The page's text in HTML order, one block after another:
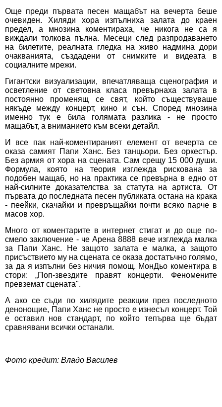
Още преди първата песен мащабът на вечерта беше
очевиден. Хиляди хора изпълниха залата до краен
предел, а мнозина коментираха, че никога не са я
виждали толкова пълна. Месеци след разпродаването
на билетите, реалната гледка на живо надмина дори
очакванията, създадени от снимките и видеата в
социалните мрежи.
Гигантски визуализации, впечатляваща сценография и
осветление от световна класа превърнаха залата в
постоянно променящ се свят, който съществуваше
някъде между концерт, кино и сън. Според мнозина
именно тук е била голямата разлика - не просто
мащабът, а вниманието към всеки детайл.
И все пак най-коментираният елемент от вечерта се
оказа самият Папи Ханс. Без танцьори. Без оркестър.
Без армия от хора на сцената. Сам срещу 15 000 души.
Формула, която на теория изглежда рискована за
подобен мащаб, но на практика се превърна в едно от
най-силните доказателства за статута на артиста. От
първата до последната песен публиката остана на крака
- пеейки, скачайки и превръщайки почти всяко парче в
масов хор.
Много от коментарите в интернет стигат и до още по-
смело заключение - че Арена 8888 вече изглежда малка
за Папи Ханс. Не защото залата е малка, а защото
присъствието му на сцената се оказа достатъчно голямо,
за да я изпълни без ничия помощ. МонДьо коментира в
стори: „Поп-звездите правят концерти. Феномените
превземат сцената".
А ако се съди по хилядите реакции през последното
денонощие, Папи Ханс не просто е изнесъл концерт. Той
е оставил нов стандарт, по който тепърва ще бъдат
сравнявани всички останали.
Фото кредит: Владо Василев